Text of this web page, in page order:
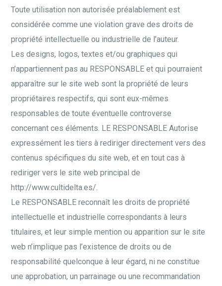
Toute utilisation non autorisée préalablement est
considérée comme une violation grave des droits de
propriété intellectuelle ou industrielle de l’auteur.
Les designs, logos, textes et/ou graphiques qui
n’appartiennent pas au RESPONSABLE et qui pourraient
apparaître sur le site web sont la propriété de leurs
propriétaires respectifs, qui sont eux-mêmes
responsables de toute éventuelle controverse
concernant ces éléments. LE RESPONSABLE Autorise
expressément les tiers à rediriger directement vers des
contenus spécifiques du site web, et en tout cas à
rediriger vers le site web principal de
http://www.cultidelta.es/.
Le RESPONSABLE reconnaît les droits de propriété
intellectuelle et industrielle correspondants à leurs
titulaires, et leur simple mention ou apparition sur le site
web n’implique pas l’existence de droits ou de
responsabilité quelconque à leur égard, ni ne constitue
une approbation, un parrainage ou une recommandation